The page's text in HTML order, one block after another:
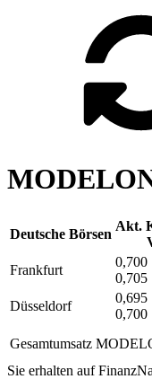
Deutsche Börsen
Akt.
Frankfurt
0,700
0,705
Düsseldorf
0,695
0,700
Gesamtumsatz
Sie erhalten auf